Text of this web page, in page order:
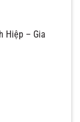
Hiệp – Gia